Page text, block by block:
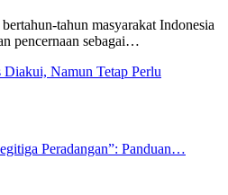
tahun masyarakat Indonesia
pencernaan sebagai…
Namun Tetap Perlu
Peradangan”: Panduan…